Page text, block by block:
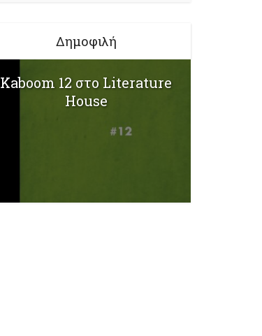
Δημοφιλή
Kaboom 12 στο Literature
House